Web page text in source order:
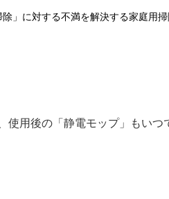
」に対する不満を解決する家庭用掃
使用後の「静電モップ」もい